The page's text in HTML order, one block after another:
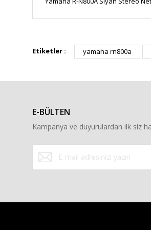
Görüş ve önerileriniz için
Ürün fiyatı diğer sitelerden daha
Bu ürüne benzer farklı
Etiketler : yamaha rn800a
E-BÜLTEN
Kampanya ve duyurulardan ilk siz